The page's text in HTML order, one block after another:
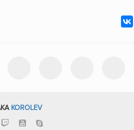
KOROLEV